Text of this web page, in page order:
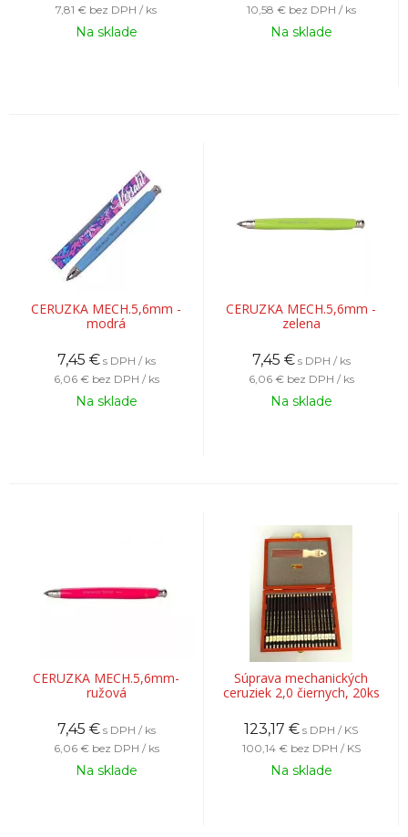
7,81 € bez DPH / ks
Na sklade
10,58 € bez DPH / ks
Na sklade
CERUZKA MECH.5,6mm -
modrá
7,45 € s DPH / ks
6,06 € bez DPH / ks
Na sklade
CERUZKA MECH.5,6mm -
zelena
7,45 € s DPH / ks
6,06 € bez DPH / ks
Na sklade
CERUZKA MECH.5,6mm-
ružová
7,45 € s DPH / ks
6,06 € bez DPH / ks
Na sklade
Súprava mechanických
ceruziek 2,0 čiernych, 20ks
123,17 € s DPH / KS
100,14 € bez DPH / KS
Na sklade